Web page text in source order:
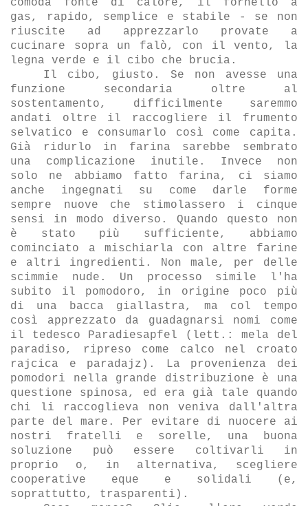
comoda fonte di calore, il fornello a
gas, rapido, semplice e stabile - se non
riuscite ad apprezzarlo provate a
cucinare sopra un falò, con il vento, la
legna verde e il cibo che brucia.
Il cibo, giusto. Se non avesse una
funzione secondaria oltre al
sostentamento, difficilmente saremmo
andati oltre il raccogliere il frumento
selvatico e consumarlo così come capita.
Già ridurlo in farina sarebbe sembrato
una complicazione inutile. Invece non
solo ne abbiamo fatto farina, ci siamo
anche ingegnati su come darle forme
sempre nuove che stimolassero i cinque
sensi in modo diverso. Quando questo non
è stato più sufficiente, abbiamo
cominciato a mischiarla con altre farine
e altri ingredienti. Non male, per delle
scimmie nude. Un processo simile l'ha
subito il pomodoro, in origine poco più
di una bacca giallastra, ma col tempo
così apprezzato da guadagnarsi nomi come
il tedesco Paradiesapfel (lett.: mela del
paradiso, ripreso come calco nel croato
rajcica e paradajz). La provenienza dei
pomodori nella grande distribuzione è una
questione spinosa, ed era già tale quando
chi li raccoglieva non veniva dall'altra
parte del mare. Per evitare di nuocere ai
nostri fratelli e sorelle, una buona
soluzione può essere coltivarli in
proprio o, in alternativa, scegliere
cooperative eque e solidali (e,
soprattutto, trasparenti).